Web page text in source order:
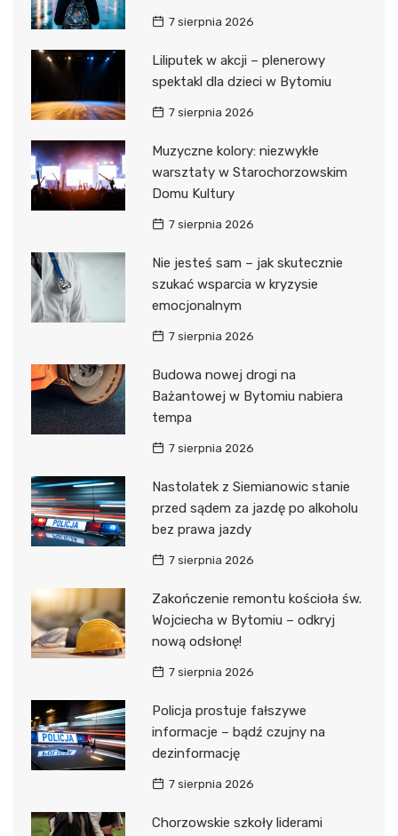
7 sierpnia 2026
Liliputek w akcji – plenerowy
spektakl dla dzieci w Bytomiu
7 sierpnia 2026
Muzyczne kolory: niezwykłe
warsztaty w Starochorzowskim
Domu Kultury
7 sierpnia 2026
Nie jesteś sam – jak skutecznie
szukać wsparcia w kryzysie
emocjonalnym
7 sierpnia 2026
Budowa nowej drogi na
Bażantowej w Bytomiu nabiera
tempa
7 sierpnia 2026
Nastolatek z Siemianowic stanie
przed sądem za jazdę po alkoholu
bez prawa jazdy
7 sierpnia 2026
Zakończenie remontu kościoła św.
Wojciecha w Bytomiu – odkryj
nową odsłonę!
7 sierpnia 2026
Policja prostuje fałszywe
informacje – bądź czujny na
dezinformację
7 sierpnia 2026
Chorzowskie szkoły liderami